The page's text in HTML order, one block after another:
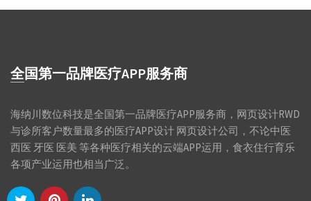
全国第一品牌医疗APP服务商
海纳川数位科技是全国第一品牌医疗APP服务商，网页设计RWD
与诊所客户数量最多的医疗APP设计 网页设计公司，不论中医
西医 牙医 医美 等各种医疗相关的云端APP运用，食衣住行育乐
各项产业运用也相当广泛。